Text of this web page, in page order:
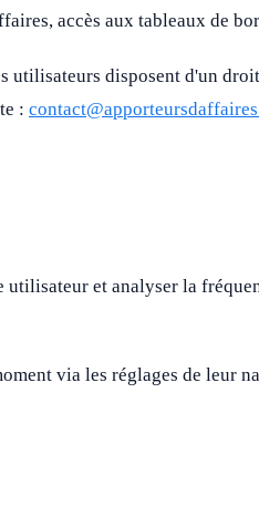
accès aux tableaux de
utilisateurs disposent d'un
:
et analyser la
via les réglages de leur